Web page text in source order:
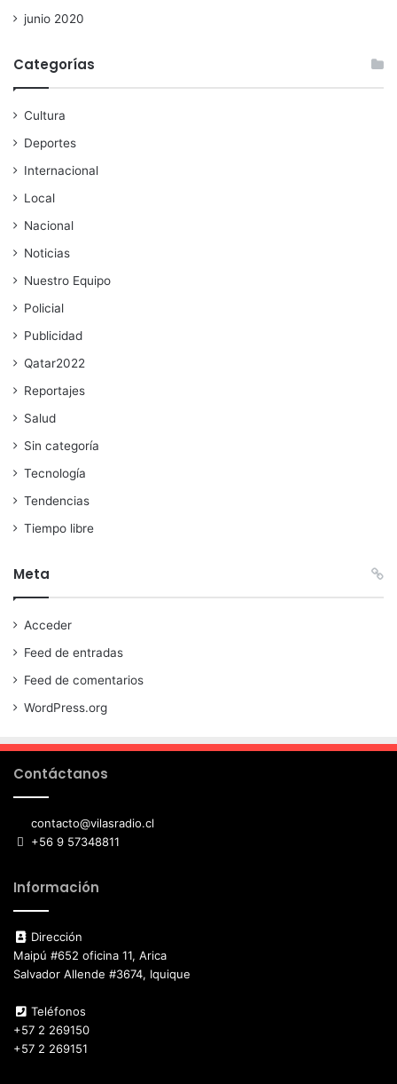
junio 2020
Categorías
Cultura
Deportes
Internacional
Local
Nacional
Noticias
Nuestro Equipo
Policial
Publicidad
Qatar2022
Reportajes
Salud
Sin categoría
Tecnología
Tendencias
Tiempo libre
Meta
Acceder
Feed de entradas
Feed de comentarios
WordPress.org
Contáctanos
contacto@vilasradio.cl
+56 9 57348811
Información
Dirección
Maipú #652 oficina 11, Arica
Salvador Allende #3674, Iquique
Teléfonos
+57 2 269150
+57 2 269151